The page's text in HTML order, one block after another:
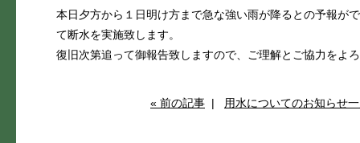
本日夕方から１日明け方まで急な強い雨が降るとの予報が
て断水を実施致します。
復旧次第追って御報告致しますので、ご理解とご協力をよ
« 前の記事 | 用水についてのお知らせ